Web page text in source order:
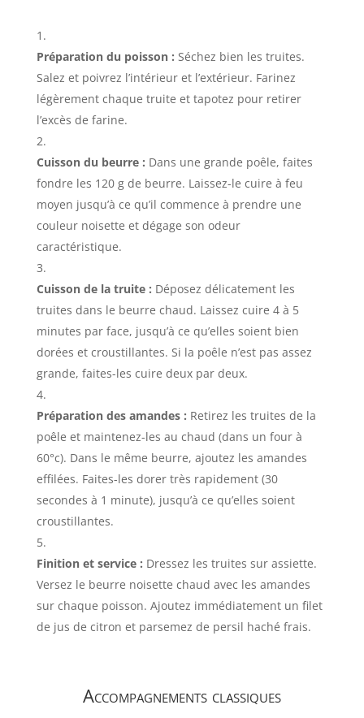
Préparation du poisson : Séchez bien les truites.
Salez et poivrez l’intérieur et l’extérieur. Farinez
légèrement chaque truite et tapotez pour retirer
l’excès de farine.
Cuisson du beurre : Dans une grande poêle, faites
fondre les 120 g de beurre. Laissez-le cuire à feu
moyen jusqu’à ce qu’il commence à prendre une
couleur noisette et dégage son odeur
caractéristique.
Cuisson de la truite : Déposez délicatement les
truites dans le beurre chaud. Laissez cuire 4 à 5
minutes par face, jusqu’à ce qu’elles soient bien
dorées et croustillantes. Si la poêle n’est pas assez
grande, faites-les cuire deux par deux.
Préparation des amandes : Retirez les truites de la
poêle et maintenez-les au chaud (dans un four à
60°c). Dans le même beurre, ajoutez les amandes
effilées. Faites-les dorer très rapidement (30
secondes à 1 minute), jusqu’à ce qu’elles soient
croustillantes.
Finition et service : Dressez les truites sur assiette.
Versez le beurre noisette chaud avec les amandes
sur chaque poisson. Ajoutez immédiatement un filet
de jus de citron et parsemez de persil haché frais.
Accompagnements classiques